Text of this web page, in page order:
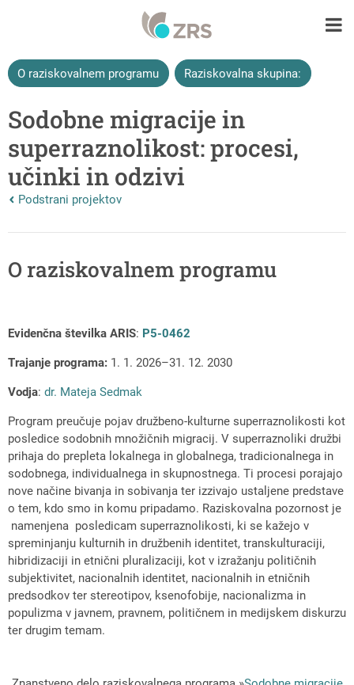
O raziskovalnem programu Raziskovalna skupina:
Sodobne migracije in
superraznolikost: procesi,
učinki in odzivi
Nazaj na vrhnjo stran:
Podstrani projektov
O raziskovalnem programu
Evidenčna številka ARIS: P5-0462
Trajanje programa: 1. 1. 2026–31. 12. 2030
Vodja: dr. Mateja Sedmak
Program preučuje pojav družbeno-kulturne superraznolikosti kot
posledice sodobnih množičnih migracij. V superraznoliki družbi
prihaja do prepleta lokalnega in globalnega, tradicionalnega in
sodobnega, individualnega in skupnostnega. Ti procesi porajajo
nove načine bivanja in sobivanja ter izzivajo ustaljene predstave
o tem, kdo smo in komu pripadamo. Raziskovalna pozornost je
namenjena posledicam superraznolikosti, ki se kažejo v
spreminjanju kulturnih in družbenih identitet, transkulturaciji,
hibridizaciji in etnični pluralizaciji, kot v izražanju političnih
subjektivitet, nacionalnih identitet, nacionalnih in etničnih
predsodkov ter stereotipov, ksenofobije, nacionalizma in
populizma v javnem, pravnem, političnem in medijskem diskurzu
ter drugim temam.